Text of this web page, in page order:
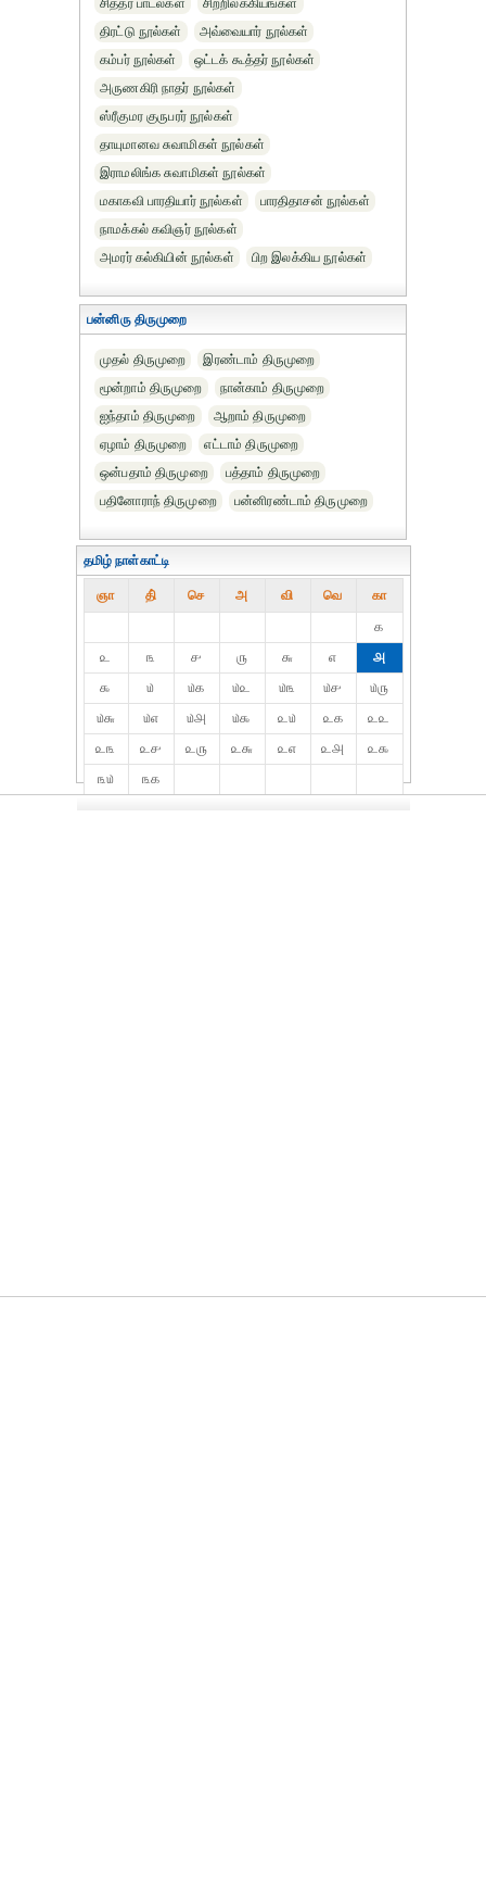
சித்தர் பாடல்கள்
சிற்றிலக்கியங்கள்
திரட்டு நூல்கள்
அவ்வையார் நூல்கள்
கம்பர் நூல்கள்
ஒட்டக் கூத்தர் நூல்கள்
அருணகிரி நாதர் நூல்கள்
ஸ்ரீகுமர குருபரர் நூல்கள்
தாயுமானவ சுவாமிகள் நூல்கள்
இராமலிங்க சுவாமிகள் நூல்கள்
மகாகவி பாரதியார் நூல்கள்
பாரதிதாசன் நூல்கள்
நாமக்கல் கவிஞர் நூல்கள்
அமரர் கல்கியின் நூல்கள்
பிற இலக்கிய நூல்கள்
பன்னிரு திருமுறை
முதல் திருமுறை
இரண்டாம் திருமுறை
மூன்றாம் திருமுறை
நான்காம் திருமுறை
ஐந்தாம் திருமுறை
ஆறாம் திருமுறை
ஏழாம் திருமுறை
எட்டாம் திருமுறை
ஒன்பதாம் திருமுறை
பத்தாம் திருமுறை
பதினோராந் திருமுறை
பன்னிரண்டாம் திருமுறை
தமிழ் நாள்காட்டி
ஞா தி் செ அ வி வெ கா
௧
௨
௩ ௪ ௫ ௬ ௭
௮
௯
௰ ௰௧ ௰௨ ௰௩ ௰௪
௰௫
௰௬
௰௭ ௰௮ ௰௯ ௨௰ ௨௧
௨௨
௨௩
௨௪ ௨௫ ௨௬ ௨௭ ௨௮
௨௯
௩௰
௩௧